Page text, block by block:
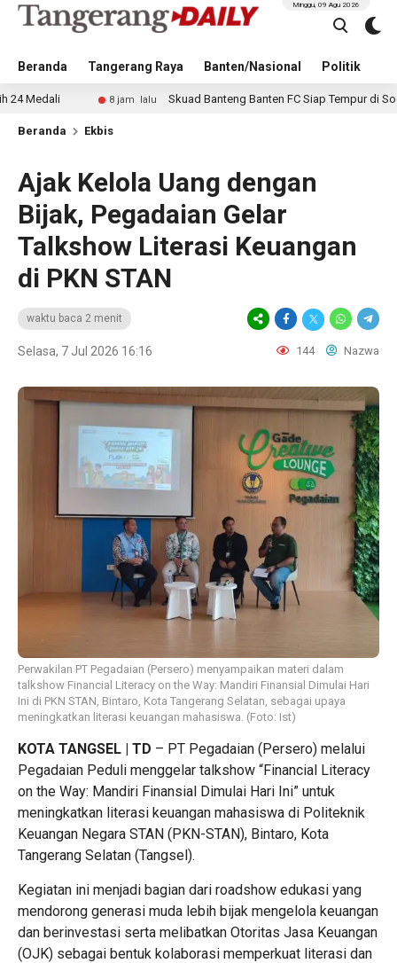
Beranda Tangerang Raya Banten/Nasional Politik
Minggu, 09 Agu 2026
8 jam lalu Skuad Banteng Banten FC Siap Tempur di Soekarno
Beranda Ekbis
Ajak Kelola Uang dengan
Bijak, Pegadaian Gelar
Talkshow Literasi Keuangan
di PKN STAN
waktu baca 2 menit
Selasa, 7 Jul 2026 16:16 144 Nazwa
Perwakilan PT Pegadaian (Persero) menyampaikan materi dalam
talkshow Financial Literacy on the Way: Mandiri Finansial Dimulai Hari
Ini di PKN STAN, Bintaro, Kota Tangerang Selatan, sebagai upaya
meningkatkan literasi keuangan mahasiswa. (Foto: Ist)
KOTA TANGSEL | TD – PT Pegadaian (Persero) melalui
Pegadaian Peduli menggelar talkshow “Financial Literacy
on the Way: Mandiri Finansial Dimulai Hari Ini” untuk
meningkatkan literasi keuangan mahasiswa di Politeknik
Keuangan Negara STAN (PKN-STAN), Bintaro, Kota
Tangerang Selatan (Tangsel).
Kegiatan ini menjadi bagian dari roadshow edukasi yang
mendorong generasi muda lebih bijak mengelola keuangan
dan berinvestasi serta melibatkan Otoritas Jasa Keuangan
(OJK) sebagai bentuk kolaborasi memperkuat literasi dan